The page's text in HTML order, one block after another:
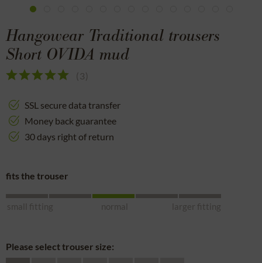
Hangowear Traditional trousers
Short OVIDA mud
(3)
SSL secure data transfer
Money back guarantee
30 days right of return
fits the trouser
small fitting normal larger fitting
Please select trouser size: